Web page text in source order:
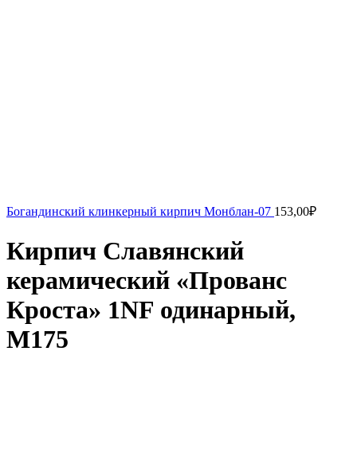
Богандинский клинкерный кирпич Монблан-07 153,00₽
Кирпич Славянский
керамический «Прованс
Кроста» 1NF одинарный,
М175